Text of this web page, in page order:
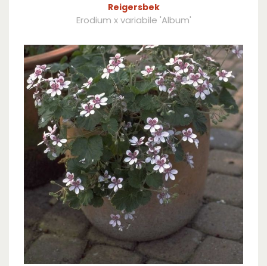
Reigersbek
Erodium x variabile 'Album'